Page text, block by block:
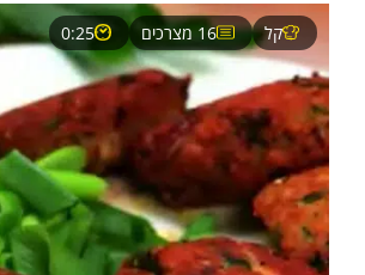
קל 16 מצרכים 0:25